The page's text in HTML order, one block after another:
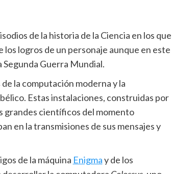
de la historia de la Ciencia en los que
logros de un personaje aunque en este
Segunda Guerra Mundial.
la computación moderna y la
Estas instalaciones, construidas por
grandes científicos del momento
en la transmisiones de sus mensajes y
de la máquina Enigmay de los